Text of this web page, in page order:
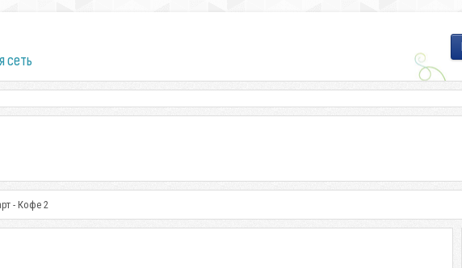
сеть
- Кофе 2